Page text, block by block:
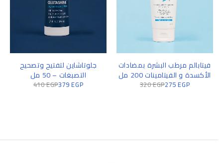
فيتابالم مرطب البشرة بمضادات
الأكسدة و الفيتامينات 200 مل
320EGP275EGP
جلوتاشاين لتفتيح وتصحيح
التصبغات – 50 مل
410EGP379EGP